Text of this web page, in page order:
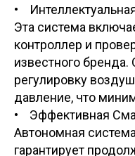
•
Эта система
контроллер и
известного
регулировку
давление, что
• Эффективная
Автономная
гарантирует